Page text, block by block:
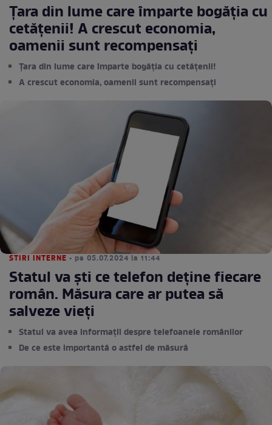
Țara din lume care împarte bogăția cu
cetățenii! A crescut economia,
oamenii sunt recompensați
Țara din lume care împarte bogăția cu cetățenii!
A crescut economia, oamenii sunt recompensați
STIRI INTERNE • pe 05.07.2024 la 11:44
Statul va ști ce telefon deține fiecare
român. Măsura care ar putea să
salveze vieți
Statul va avea informații despre telefoanele românilor
De ce este importantă o astfel de măsură